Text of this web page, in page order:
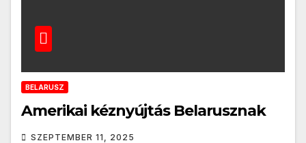
BELARUSZ
Amerikai kéznyújtás Belarusznak
SZEPTEMBER 11, 2025